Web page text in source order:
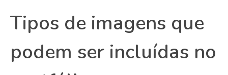
Tipos de imagens que
podem ser incluídas no